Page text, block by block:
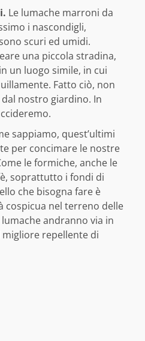
Le lumache marroni da
i nascondigli,
scuri ed umidi.
una piccola stradina,
un luogo simile, in cui
Fatto ciò, non
nostro giardino. In
sappiamo, quest’ultimi
per concimare le nostre
le formiche, anche le
soprattutto i fondi di
che bisogna fare è
cospicua nel terreno delle
andranno via in
migliore repellente di